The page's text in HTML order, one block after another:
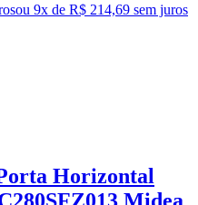
ou 9x de R$ 214,69 sem juros
Horizontal
Midea